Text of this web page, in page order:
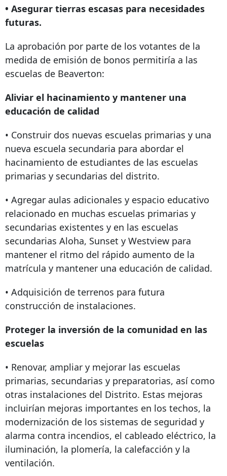
• Asegurar tierras escasas para necesidades
futuras.
La aprobación por parte de los votantes de la
medida de emisión de bonos permitiría a las
escuelas de Beaverton:
Aliviar el hacinamiento y mantener una
educación de calidad
• Construir dos nuevas escuelas primarias y una
nueva escuela secundaria para abordar el
hacinamiento de estudiantes de las escuelas
primarias y secundarias del distrito.
• Agregar aulas adicionales y espacio educativo
relacionado en muchas escuelas primarias y
secundarias existentes y en las escuelas
secundarias Aloha, Sunset y Westview para
mantener el ritmo del rápido aumento de la
matrícula y mantener una educación de calidad.
• Adquisición de terrenos para futura
construcción de instalaciones.
Proteger la inversión de la comunidad en las
escuelas
• Renovar, ampliar y mejorar las escuelas
primarias, secundarias y preparatorias, así como
otras instalaciones del Distrito. Estas mejoras
incluirían mejoras importantes en los techos, la
modernización de los sistemas de seguridad y
alarma contra incendios, el cableado eléctrico, la
iluminación, la plomería, la calefacción y la
ventilación.